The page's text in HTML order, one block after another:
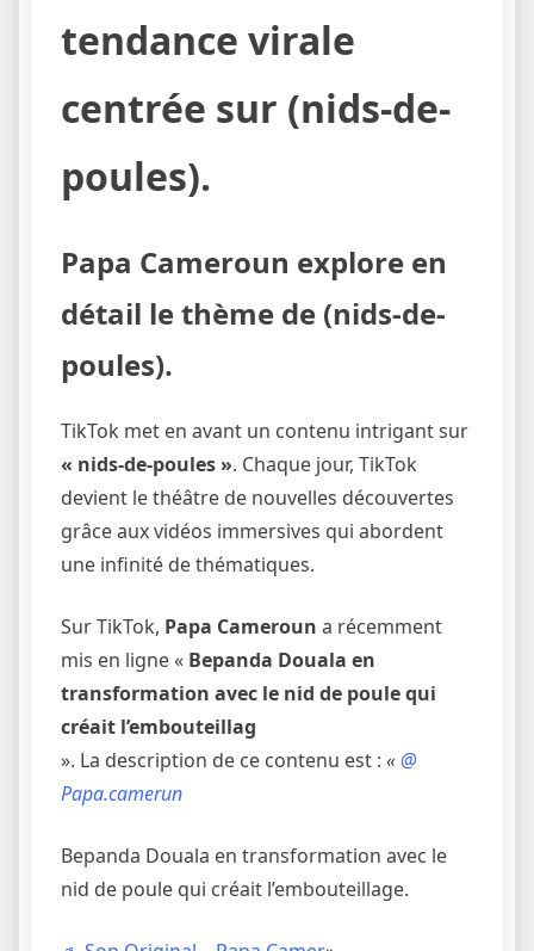
tendance virale
centrée sur (nids-de-
poules).
Papa Cameroun explore en
détail le thème de (nids-de-
poules).
TikTok met en avant un contenu intrigant sur
« nids-de-poules ». Chaque jour, TikTok
devient le théâtre de nouvelles découvertes
grâce aux vidéos immersives qui abordent
une infinité de thématiques.
Sur TikTok, Papa Cameroun a récemment
mis en ligne « Bepanda Douala en
transformation avec le nid de poule qui
créait l’embouteillag
». La description de ce contenu est : «@
Papa.camerun
Bepanda Douala en transformation avec le
nid de poule qui créait l’embouteillage.